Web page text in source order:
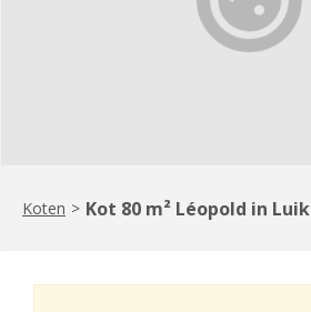
Koten > Kot 80 m² Léopold in Luik